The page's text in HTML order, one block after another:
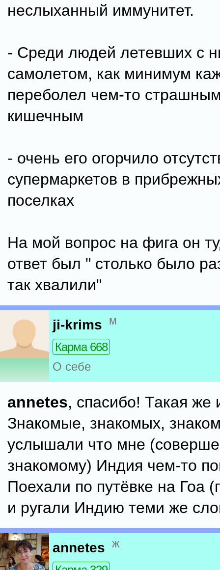
неслыханный иммунитет.
- Среди людей летевших с
самолетом, как минимум
переболел чем-то
кишечным
- очень его огорчило
супермаркетов в
поселках
На мой вопрос на фига он
ответ был " столько было
так хвалили"
ji-krims м
Карма 668
О себе
annetes, спасибо! Такая же
Знакомые, знакомых,
услышали что мне
знакомому) Индия чем-то
Поехали по путёвке на Гоа
и ругали Индию теми же
annetes ж